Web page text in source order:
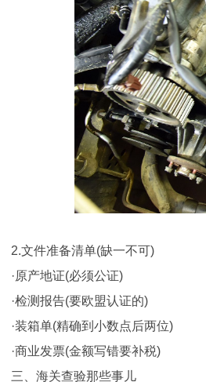
文件准备清单(缺一不可)
产地证(必须公证)
测报告(要欧盟认证的)
箱单(精确到小数点后两位)
业发票(金额写错要补税)
、海关查验那些事儿